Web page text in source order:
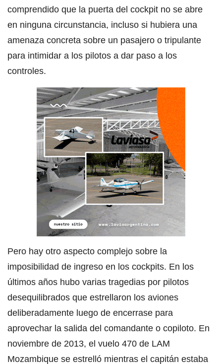
comprendido que la puerta del cockpit no se abre
en ninguna circunstancia, incluso si hubiera una
amenaza concreta sobre un pasajero o tripulante
para intimidar a los pilotos a dar paso a los
controles.
Pero hay otro aspecto complejo sobre la
imposibilidad de ingreso en los cockpits. En los
últimos años hubo varias tragedias por pilotos
desequilibrados que estrellaron los aviones
deliberadamente luego de encerrase para
aprovechar la salida del comandante o copiloto. En
noviembre de 2013, el vuelo 470 de LAM
Mozambique se estrelló mientras el capitán estaba